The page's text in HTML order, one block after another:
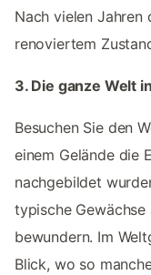
Nach vielen Jahren
renoviertem
3. Die ganze Welt
Besuchen Sie den
einem Gelände die
nachgebildet
typische
bewundern. Im
Blick, wo so